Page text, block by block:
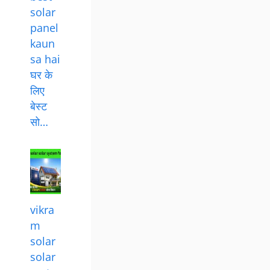
solar
panel
kaun
sa hai
घर के
लिए
बेस्ट
सो…
vikra
m
solar
solar